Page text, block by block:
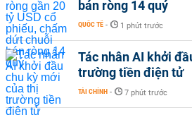
bán ròng 14 quý
QUỐC TẾ - 1 phút trước
Tác nhân AI khởi
trường tiền điện tử
TÀI CHÍNH - 7 phút trước